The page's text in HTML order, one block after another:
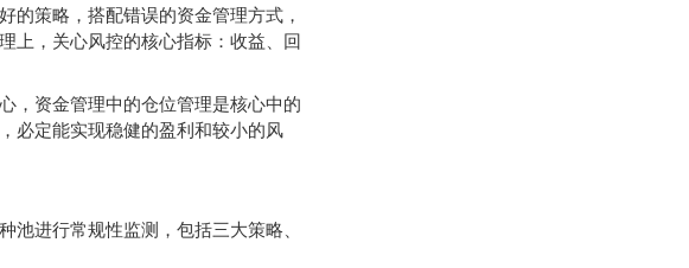
策略，搭配错误的资金管理方式，
上，关心风控的核心指标：收益、回
资金管理中的仓位管理是核心中的
必定能实现稳健的盈利和较小的风
进行常规性监测，包括三大策略、